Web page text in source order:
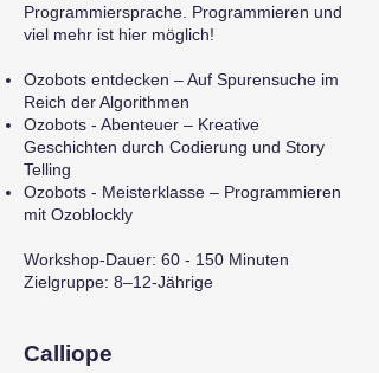
Programmiersprache. Programmieren und
viel mehr ist hier möglich!
Ozobots entdecken – Auf Spurensuche im
Reich der Algorithmen
Ozobots - Abenteuer – Kreative
Geschichten durch Codierung und Story
Telling
Ozobots - Meisterklasse – Programmieren
mit Ozoblockly
Workshop-Dauer: 60 - 150 Minuten
Zielgruppe: 8–12-Jährige
Calliope